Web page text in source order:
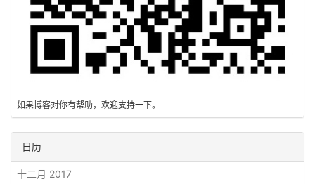
如果博客对你有帮助，欢迎支持一下。
日历
十二月 2017